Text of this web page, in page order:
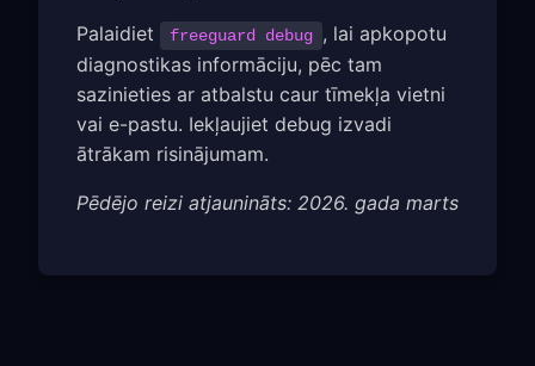
Palaidiet freeguard debug , lai apkopotu
diagnostikas informāciju, pēc tam
sazinieties ar atbalstu caur tīmekļa vietni
vai e-pastu. Iekļaujiet debug izvadi
ātrākam risinājumam.
Pēdējo reizi atjaunināts: 2026. gada marts